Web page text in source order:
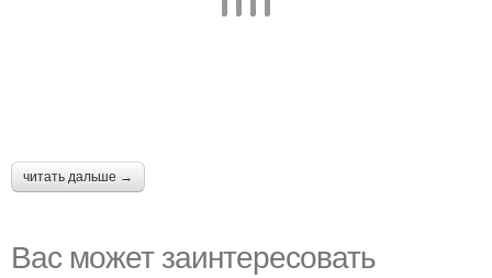
читать дальше →
Вас может заинтересовать